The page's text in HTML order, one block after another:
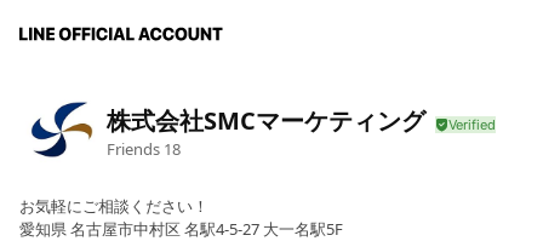
株式会社SMCマーケティング
Friends 18
お気軽にご相談ください！
愛知県 名古屋市中村区 名駅4-5-27 大一名駅5F